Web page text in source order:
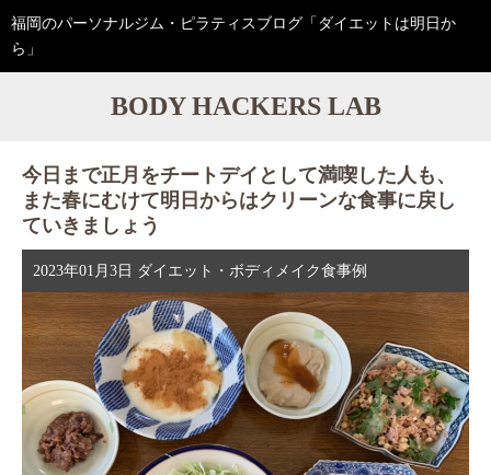
福岡のパーソナルジム・ピラティスブログ「ダイエットは明日か
ら」
BODY HACKERS LAB
今日まで正月をチートデイとして満喫した人も、
また春にむけて明日からはクリーンな食事に戻し
ていきましょう
2023年01月3日 ダイエット・ボディメイク食事例